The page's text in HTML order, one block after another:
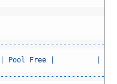
-- -- -- -- -- -- -- -- -- -- -- -- --
Pool Free
-- -- -- -- -- -- -- -- -- -- -- -- --